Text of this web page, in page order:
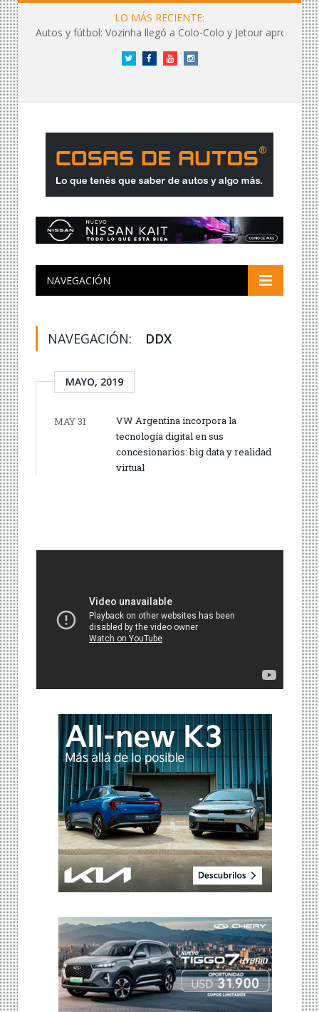
LO MÁS RECIENTE:
Autos y fútbol: Vozinha llegó a Colo-Colo y Jetour aprovechó los flashes
Twitter FacebookYouTubeInstagram
NAVEGACIÓN
NAVEGACIÓN: DDX
MAYO, 2019
MAY 31
VW Argentina incorpora la
tecnología digital en sus
concesionarios: big data y realidad
virtual